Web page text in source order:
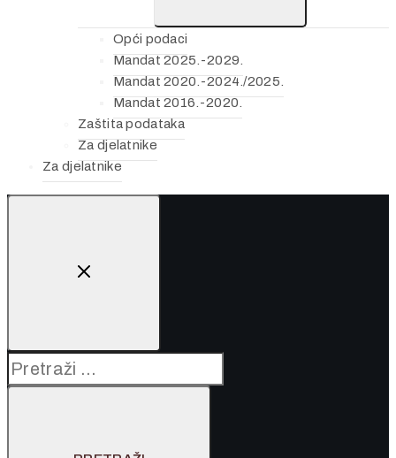
Opći podaci
Mandat 2025.-2029.
Mandat 2020.-2024./2025.
Mandat 2016.-2020.
Zaštita podataka
Za djelatnike
Za djelatnike